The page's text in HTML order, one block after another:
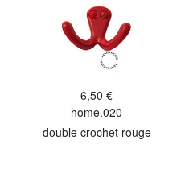
6,50 €
home.020
double crochet rouge